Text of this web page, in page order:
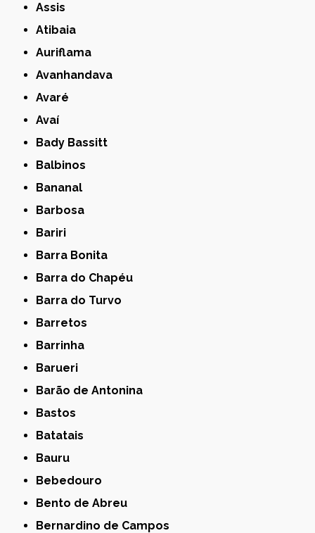
Assis
Atibaia
Auriflama
Avanhandava
Avaré
Avaí
Bady Bassitt
Balbinos
Bananal
Barbosa
Bariri
Barra Bonita
Barra do Chapéu
Barra do Turvo
Barretos
Barrinha
Barueri
Barão de Antonina
Bastos
Batatais
Bauru
Bebedouro
Bento de Abreu
Bernardino de Campos